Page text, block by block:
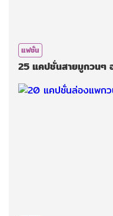
แฟชั่น
25 แคปชั่นสายมูกวนๆ